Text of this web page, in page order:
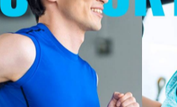
れた「直方Raysマラソン」に
なコンディションも吹き飛